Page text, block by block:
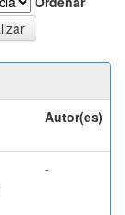
Autor(es)
-